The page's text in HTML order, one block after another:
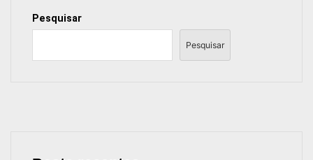
Pesquisar
Pesquisar